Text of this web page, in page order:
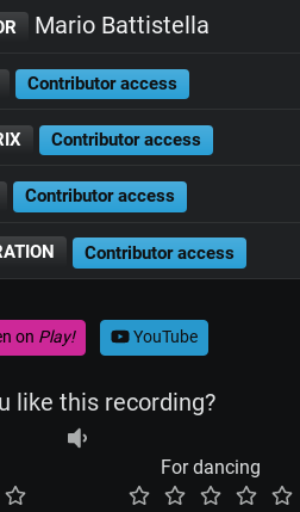
Mario Battistella
Contributor access
Contributor access
Contributor access
Contributor access
on Play! YouTube
like this recording?
For dancing